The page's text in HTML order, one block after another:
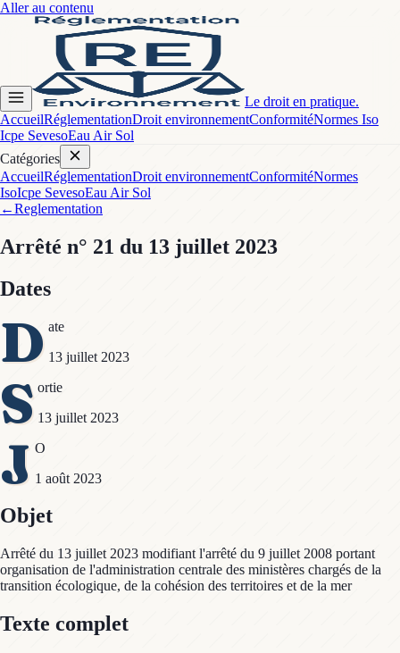
Aller au contenu
Le droit en pratique.
AccueilRéglementationDroit environnementConformitéNormes Iso
Icpe SevesoEau Air Sol
Catégories
AccueilRéglementationDroit environnementConformitéNormes
IsoIcpe SevesoEau Air Sol
←Reglementation
Arrêté n° 21 du 13 juillet 2023
Dates
D ate
13 juillet 2023
S ortie
13 juillet 2023
J O
1 août 2023
Objet
Arrêté du 13 juillet 2023 modifiant l'arrêté du 9 juillet 2008 portant
organisation de l'administration centrale des ministères chargés de la
transition écologique, de la cohésion des territoires et de la mer
Texte complet